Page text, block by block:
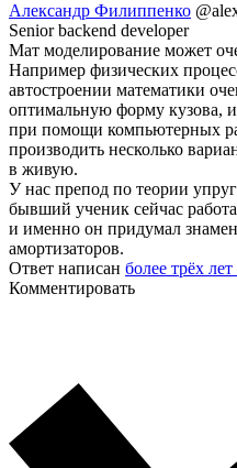
Александр Филиппенко
Senior backend developer
Мат моделирование может
Например физических
автостроении математики
оптимальную форму кузова,
при помощи компьютерных
производить несколько
в живую.
У нас препод по теории
бывший ученик сейчас
и именно он придумал
амортизаторов.
Ответ написан более трёх лет
Комментировать